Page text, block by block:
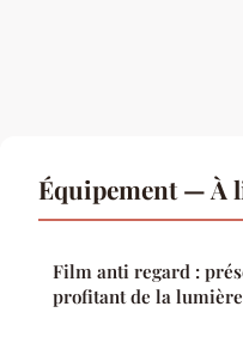
Équipement — À
Film anti regard :
profitant de la lumière